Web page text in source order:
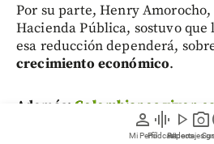
person
Mi Perfil
graphic_eq
Pódcast
play_arrow
Videos
photo_camera
Reportajes
Por su parte, Henry
Hacienda Pública, sostuvo que
esa reducción dependerá,
crecimiento económico.
Además: Colombianos viven
de cada 5 hogares ya es